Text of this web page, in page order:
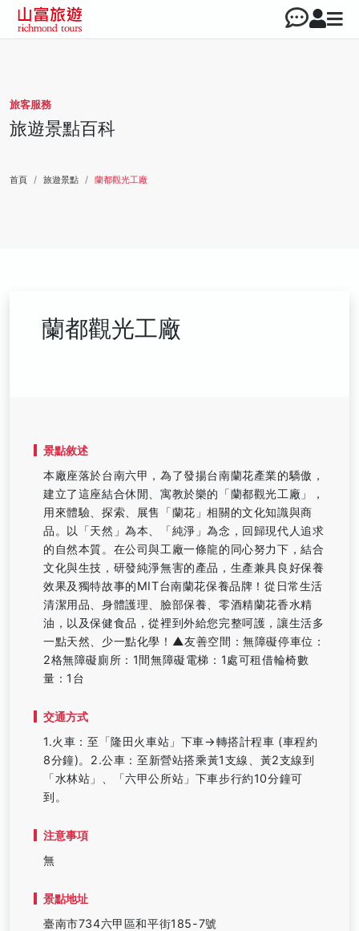
旅客服務
旅遊景點百科
首頁 旅遊景點 蘭都觀光工廠
蘭都觀光工廠
景點敘述
本廠座落於台南六甲，為了發揚台南蘭花產業的驕傲，
建立了這座結合休閒、寓教於樂的「蘭都觀光工廠」，
用來體驗、探索、展售「蘭花」相關的文化知識與商
品。以「天然」為本、「純淨」為念，回歸現代人追求
的自然本質。在公司與工廠一條龍的同心努力下，結合
文化與生技，研發純淨無害的產品，生產兼具良好保養
效果及獨特故事的MIT台南蘭花保養品牌！從日常生活
清潔用品、身體護理、臉部保養、零酒精蘭花香水精
油，以及保健食品，從裡到外給您完整呵護，讓生活多
一點天然、少一點化學！▲友善空間：無障礙停車位：
2格無障礙廁所：1間無障礙電梯：1處可租借輪椅數
量：1台
交通方式
1.火車：至「隆田火車站」下車→轉搭計程車 (車程約
8分鐘)。2.公車：至新營站搭乘黃1支線、黃2支線到
「水林站」、「六甲公所站」下車步行約10分鐘可
到。
注意事項
無
景點地址
臺南市734六甲區和平街185-7號